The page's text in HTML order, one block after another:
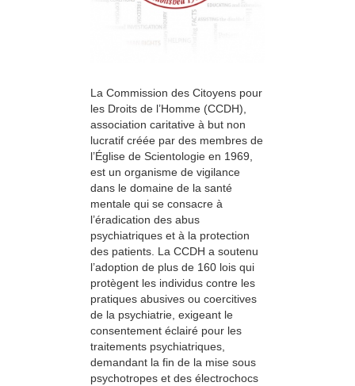
La Commission des Citoyens pour
les Droits de l’Homme (CCDH),
association caritative à but non
lucratif créée par des membres de
l’Église de Scientologie en 1969,
est un organisme de vigilance
dans le domaine de la santé
mentale qui se consacre à
l’éradication des abus
psychiatriques et à la protection
des patients. La CCDH a soutenu
l’adoption de plus de 160 lois qui
protègent les individus contre les
pratiques abusives ou coercitives
de la psychiatrie, exigeant le
consentement éclairé pour les
traitements psychiatriques,
demandant la fin de la mise sous
psychotropes et des électrochocs